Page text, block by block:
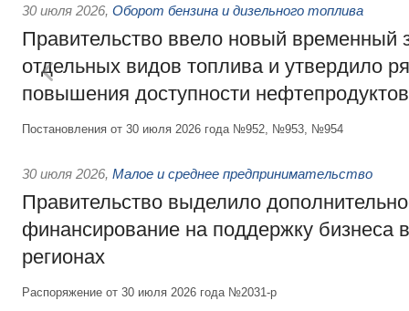
30 июля 2026, Оборот бензина и дизельного топлива
Правительство ввело новый временный
отдельных видов топлива и утвердило
повышения доступности нефтепродуктов
Постановления от 30 июля 2026 года №952, №953, №954
30 июля 2026, Малое и среднее предпринимательство
Правительство выделило
финансирование на поддержку бизнеса
регионах
Распоряжение от 30 июля 2026 года №2031-р